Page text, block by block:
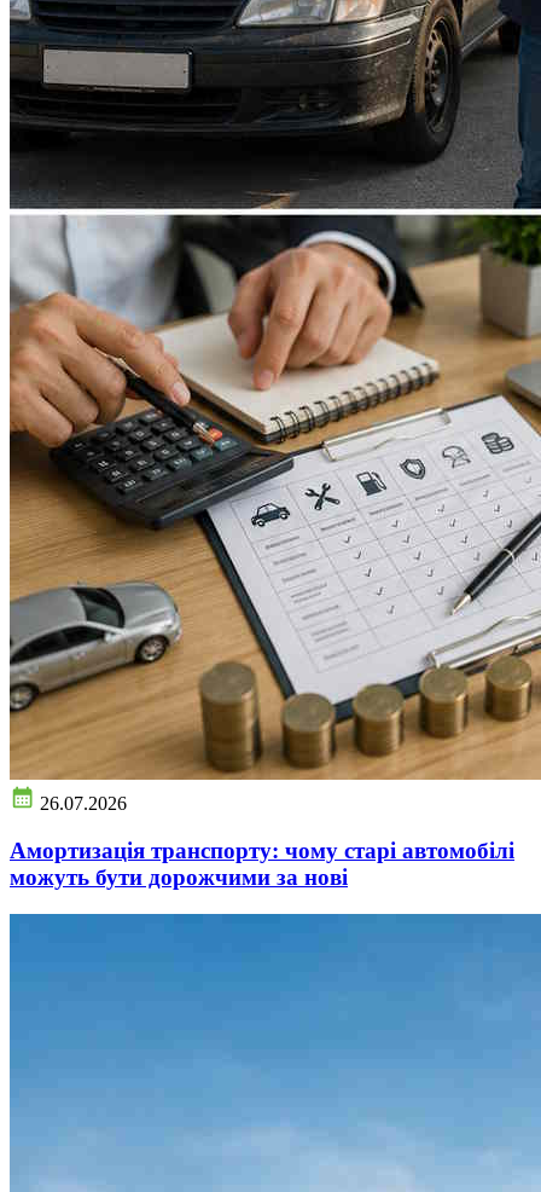
26.07.2026
Амортизація транспорту: чому старі автомобілі
можуть бути дорожчими за нові